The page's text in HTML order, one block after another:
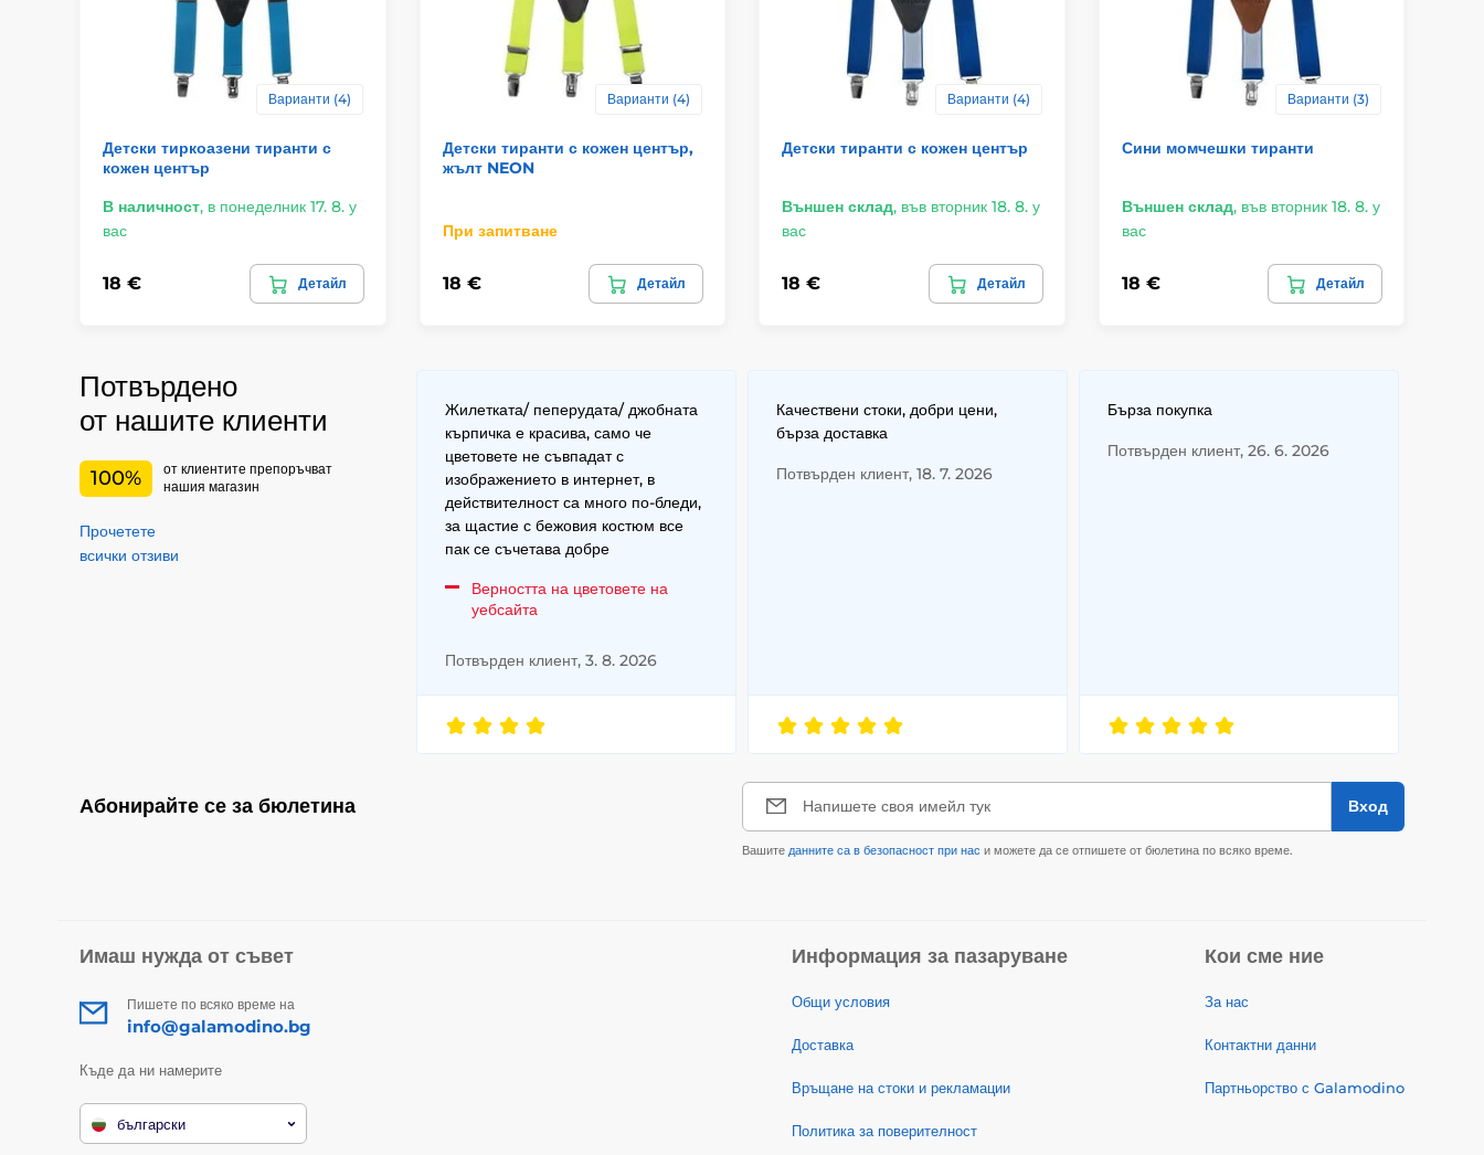
Варианти (4)
Детски тиркоазени тиранти с
кожен център
В наличност, в понеделник 17. 8. у
вас
18 € Детайл
Варианти (4)
Детски тиранти с кожен център,
жълт NEON
При запитване
18 € Детайл
Варианти (4)
Детски тиранти с кожен център
Външен склад, във вторник 18. 8. у
вас
18 € Детайл
Варианти (3)
Сини момчешки тиранти
Външен склад, във вторник 18. 8. у
вас
18 € Детайл
Потвърдено
от нашите клиенти
100%
от клиентите препоръчват
нашия магазин
Прочетете
всички отзиви
Жилетката/ пеперудата/ джобната
кърпичка е красива, само че
цветовете не съвпадат с
изображението в интернет, в
действителност са много по-бледи,
за щастие с бежовия костюм все
пак се съчетава добре
Верността на цветовете на
уебсайта
Потвърден клиент, 3. 8. 2026
Качествени стоки, добри цени,
бърза доставка
Потвърден клиент, 18. 7. 2026
Бърза покупка
Потвърден клиент, 26. 6. 2026
Абонирайте се за бюлетина Напишете своя имейл тук Вход
Вашите данните са в безопасност при нас и можете да се отпишете от бюлетина по всяко време.
Имаш нужда от съвет
Пишете по всяко време на
info@galamodino.bg
Къде да ни намерите
български
Информация за пазаруване
Общи условия
Доставка
Връщане на стоки и рекламации
Политика за поверителност
Кои сме ние
За нас
Контактни данни
Партньорство с Galamodino